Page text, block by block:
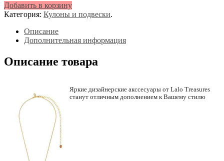
Добавить в корзину
Категория: Кулоны и подвески.
Описание
Дополнительная информация
Описание товара
Яркие дизайнерские акссесуары от Lalo Treasures
станут отличным дополнением к Вашему стилю